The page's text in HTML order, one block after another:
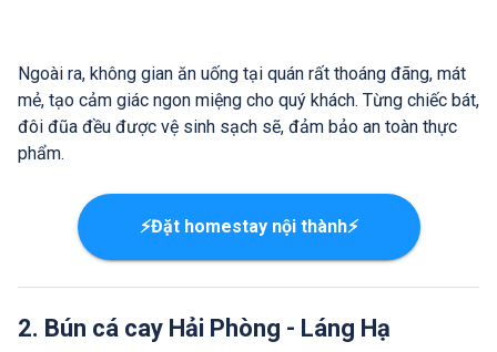
Ngoài ra, không gian ăn uống tại quán rất thoáng đãng, mát
mẻ, tạo cảm giác ngon miệng cho quý khách. Từng chiếc bát,
đôi đũa đều được vệ sinh sạch sẽ, đảm bảo an toàn thực
phẩm.
⚡Đặt homestay nội thành⚡
2. Bún cá cay Hải Phòng - Láng Hạ